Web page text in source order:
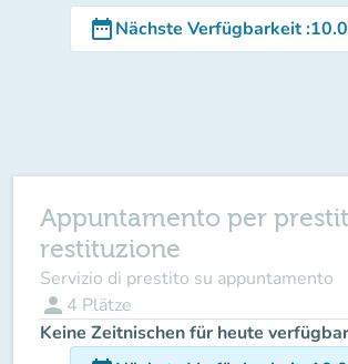
date_rangeNächste Verfügbarkeit:
Appuntamento per
restituzione
Servizio di prestito su appuntamento
person 4 Plätze
Keine Zeitnischen für heute verfügbar